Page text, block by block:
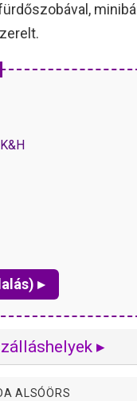
▸
▸
ALSÓÖRS